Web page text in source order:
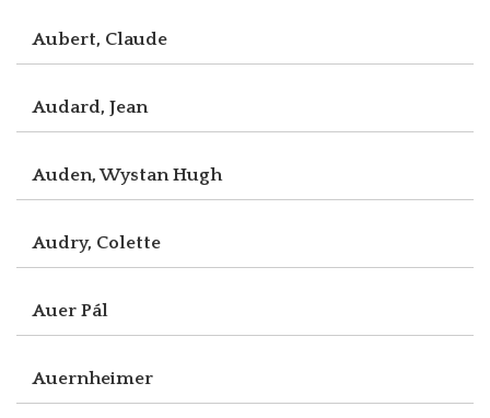
Aubert, Claude
Audard, Jean
Auden, Wystan Hugh
Audry, Colette
Auer Pál
Auernheimer